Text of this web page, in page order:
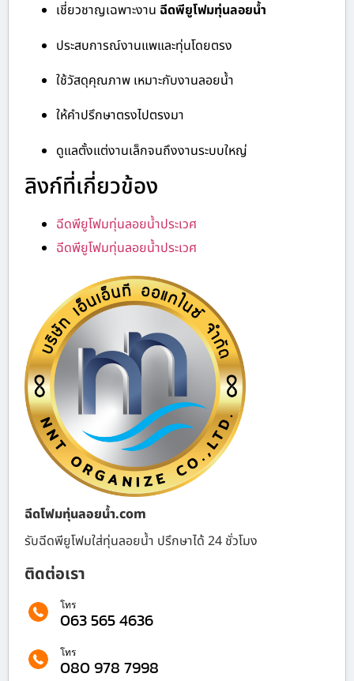
เชี่ยวชาญเฉพาะงาน ฉีดพียูโฟมทุ่นลอยน้ำ
ประสบการณ์งานแพและทุ่นโดยตรง
ใช้วัสดุคุณภาพ เหมาะกับงานลอยน้ำ
ให้คำปรึกษาตรงไปตรงมา
ดูแลตั้งแต่งานเล็กจนถึงงานระบบใหญ่
ลิงก์ที่เกี่ยวข้อง
ฉีดพียูโฟมทุ่นลอยน้ำประเวศ
ฉีดพียูโฟมทุ่นลอยน้ำประเวศ
ฉีดโฟมทุ่นลอยน้ำ.com
รับฉีดพียูโฟมใส่ทุ่นลอยน้ำ ปรึกษาได้ 24 ชั่วโมง
ติดต่อเรา
โทร
063 565 4636
โทร
080 978 7998